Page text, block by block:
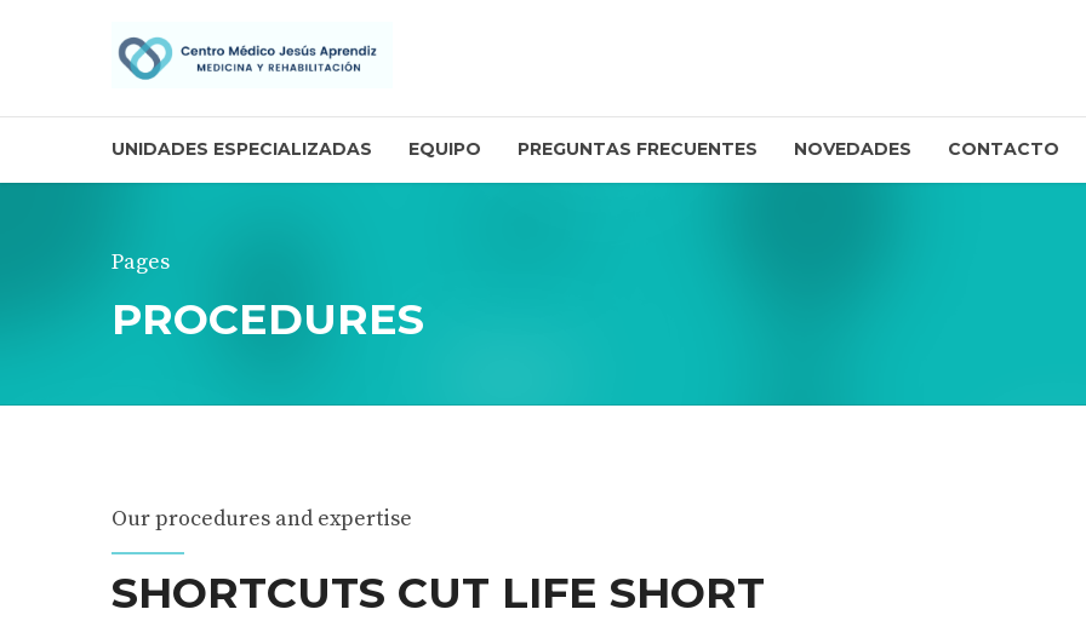
UNIDADES ESPECIALIZADAS EQUIPO PREGUNTAS FRECUENTES NOVEDADES CONTACTO
Pages
PROCEDURES
Our procedures and expertise
SHORTCUTS CUT LIFE SHORT